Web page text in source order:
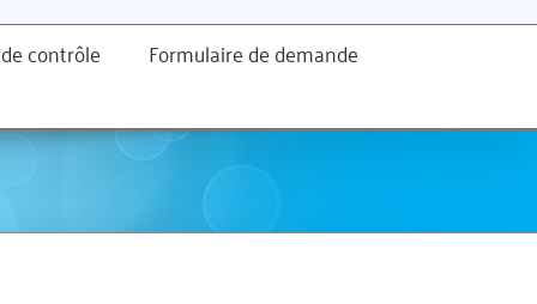
contrôle
Formulaire de demande